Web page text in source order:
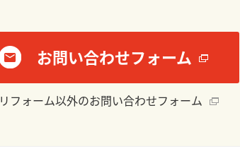
お問い合わせフォーム
リフォーム以外のお問い合わせフォーム